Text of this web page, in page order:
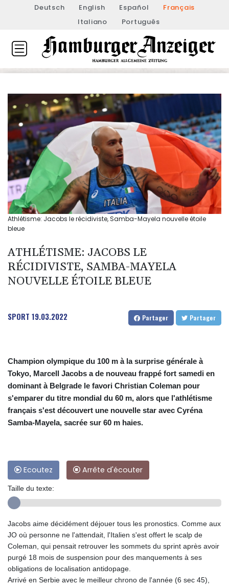
Deutsch English Español
Français
Italiano
Português
Athlétisme: Jacobs le récidiviste, Samba-Mayela nouvelle étoile
bleue
ATHLÉTISME: JACOBS LE
RÉCIDIVISTE, SAMBA-MAYELA
NOUVELLE ÉTOILE BLEUE
SPORT 19.03.2022 Partager Partager
Champion olympique du 100 m à la surprise générale à
Tokyo, Marcell Jacobs a de nouveau frappé fort samedi en
dominant à Belgrade le favori Christian Coleman pour
s'emparer du titre mondial du 60 m, alors que l'athlétisme
français s'est découvert une nouvelle star avec Cyréna
Samba-Mayela, sacrée sur 60 m haies.
Ecoutez Arrête d'écouter
Taille du texte:
Jacobs aime décidément déjouer tous les pronostics. Comme aux
JO où personne ne l'attendait, l'Italien s'est offert le scalp de
Coleman, qui pensait retrouver les sommets du sprint après avoir
purgé 18 mois de suspension pour des manquements à ses
obligations de localisation antidopage.
Arrivé en Serbie avec le meilleur chrono de l'année (6 sec 45),